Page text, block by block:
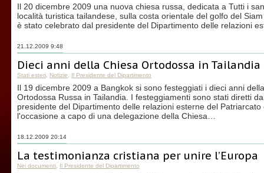
Il 20 dicembre 2009 una nuova chiesa russa, dedicata a Tutti i
località turistica tailandese, sulla costa orientale del golfo del
è stato celebrato dal presidente del Dipartimento delle relazioni
21.12.2009 9:48
Dieci anni della Chiesa Ortodossa in Tailandia
Stati esteri Notizie Il Presidente del Dipartimento
Il 19 dicembre 2009 a Bangkok si sono festeggiati i dieci anni
Ortodossa Russa in Tailandia. I festeggiamenti sono stati diretti
presidente del Dipartimento delle relazioni esterne del
l'occasione a capo di una delegazione della Chiesa…
18.12.2009 20:14
La testimonianza cristiana per unire l’Europa
Nei documenti Il Presidente del Dipartimento